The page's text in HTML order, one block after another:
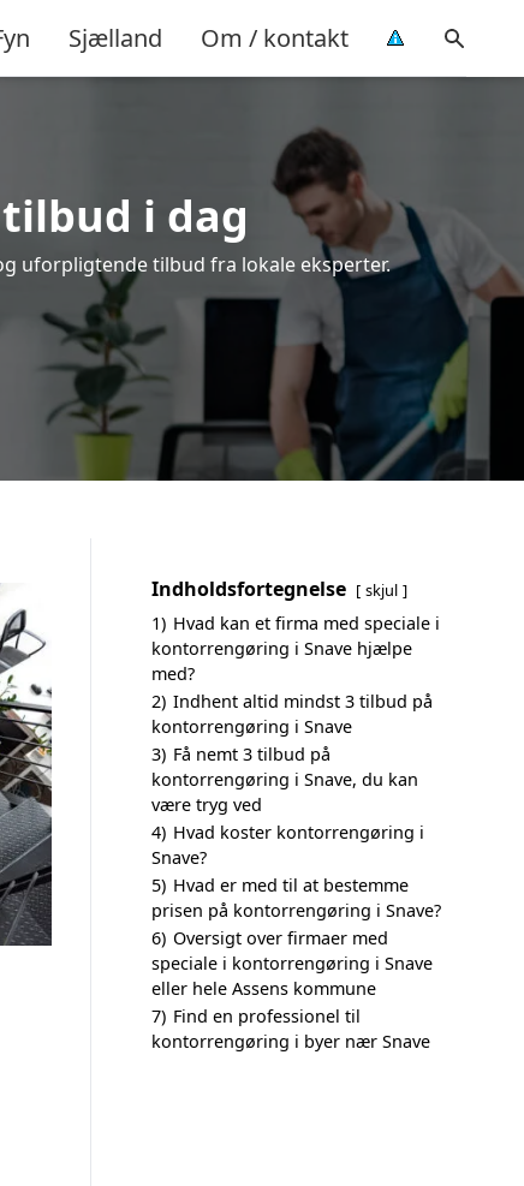
Sjælland Om / kontakt
i dag
uforpligtende tilbud fra lokale eksperter.
Indholdsfortegnelse skjul
1) Hvad kan et firma med speciale i
kontorrengøring i Snave hjælpe
med?
2) Indhent altid mindst 3 tilbud på
kontorrengøring i Snave
3) Få nemt 3 tilbud på
kontorrengøring i Snave, du kan
være tryg ved
4) Hvad koster kontorrengøring i
Snave?
5) Hvad er med til at bestemme
prisen på kontorrengøring i Snave?
6) Oversigt over firmaer med
speciale i kontorrengøring i Snave
eller hele Assens kommune
7) Find en professionel til
kontorrengøring i byer nær Snave